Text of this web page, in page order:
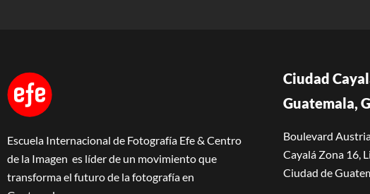
Escuela Internacional de Fotografía Efe & Centro
de la Imagen es líder de un movimiento que
transforma el futuro de la fotografía en
Ciudad
Guatemala,
Boulevard
Cayalá Zona 16,
Ciudad de